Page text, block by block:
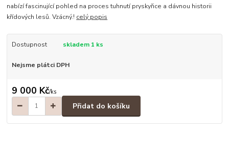
nabízí fascinující pohled na proces tuhnutí pryskyřice a dávnou historii
křídových lesů. Vzácný.! celý popis
Dostupnost skladem 1 ks
Nejsme plátci DPH
9 000 Kč/ks
Přidat do košíku